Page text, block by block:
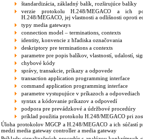
štandardizácia, základný balík, rozširujúce balíky
verzie protokolu H.248/MEGACO a ich
H.248/MEGACO, jej vlastnosti a odlišnosti oproti
typy media gateways
connection model – terminations, contexts
identity, konvencie z hľadiska označovania
deskriptory pre terminations a contexts
parametre pre popis balíkov, vlastností, udalostí,
chybové kódy
správy, transakcie, príkazy a odpovede
transaction application programming interface
command application programming interface
parametre vystupujúce v príkazoch a odpovediach
syntax a kódovanie príkazov a odpovedí
podpora pre prevádzkové a údržbové procedúry
príklad použitia protokolu H.248/MEGACO pri
Úloha protokolov MGCP a H.248/MEGACO a ich súčastí
medzi media gateway controller a media gateway